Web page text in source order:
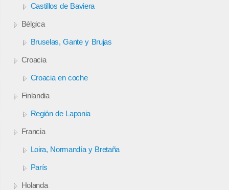
Castillos de Baviera
Bélgica
Bruselas, Gante y Brujas
Croacia
Croacia en coche
Finlandia
Región de Laponia
Francia
Loira, Normandía y Bretaña
París
Holanda